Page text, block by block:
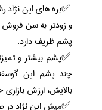
بره های این
و زودتر به سن فروش
پشم ظریف دارد.
پشم بیشتر و
چند پشم این
بالایش، ارزش بازاری
میش این نژاد در